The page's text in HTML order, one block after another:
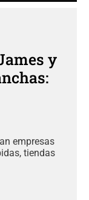
y
empresas
tiendas